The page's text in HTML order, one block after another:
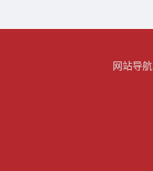
网站导航